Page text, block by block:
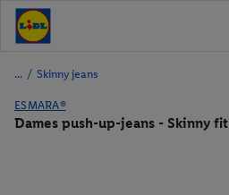
/ Skinny jeans
ESMARA®
Dames push-up-jeans - Skinny fit